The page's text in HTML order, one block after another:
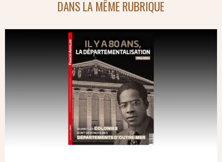
DANS LA MÊME RUBRIQUE